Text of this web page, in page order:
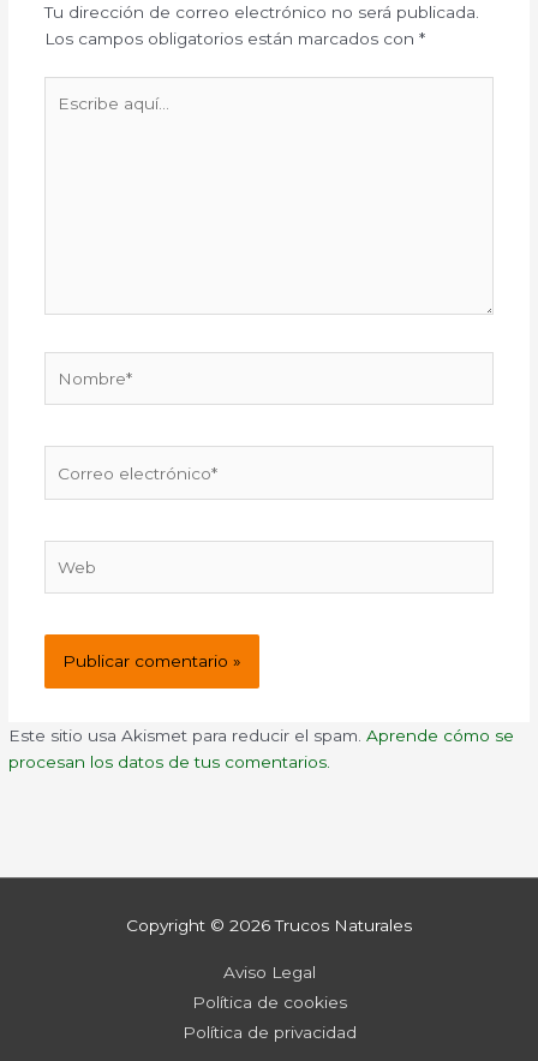
Tu dirección de correo electrónico no será publicada.
Los campos obligatorios están marcados con *
aquí...
electrónico*
Este sitio usa Akismet para reducir el spam.Aprende cómo se
procesan los datos de tus comentarios.
Copyright © 2026Trucos Naturales
Aviso Legal
Política de cookies
Política de privacidad